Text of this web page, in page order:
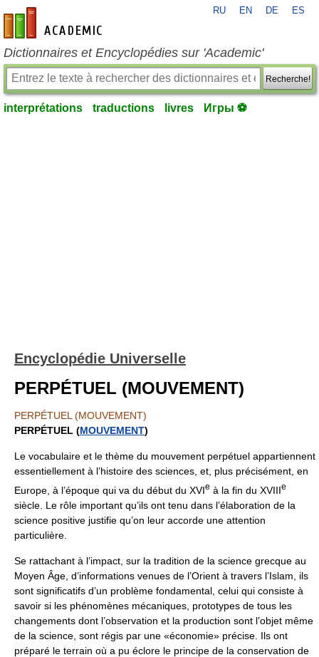
fr-academic.com
RU EN DE ES
Dictionnaires et Encyclopédies sur 'Academic'
Recherche!
interprétations traductions livres Игры ⚽
Encyclopédie Universelle
PERPÉTUEL (MOUVEMENT)
PERPÉTUEL (MOUVEMENT)
PERPÉTUEL (MOUVEMENT)
Le vocabulaire et le thème du mouvement perpétuel appartiennent
essentiellement à l’histoire des sciences, et, plus précisément, en
Europe, à l’époque qui va du début du XVIe à la fin du XVIIIe
siècle. Le rôle important qu’ils ont tenu dans l’élaboration de la
science positive justifie qu’on leur accorde une attention
particulière.
Se rattachant à l’impact, sur la tradition de la science grecque au
Moyen Âge, d’informations venues de l’Orient à travers l’Islam, ils
sont significatifs d’un problème fondamental, celui qui consiste à
savoir si les phénomènes mécaniques, prototypes de tous les
changements dont l’observation et la production sont l’objet même
de la science, sont régis par une «économie» précise. Ils ont
préparé le terrain où a pu éclore le principe de la conservation de